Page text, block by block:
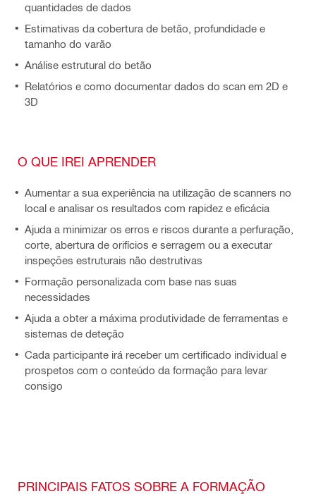
quantidades de dados
Estimativas da cobertura de betão, profundidade e
tamanho do varão
Análise estrutural do betão
Relatórios e como documentar dados do scan em 2D e
3D
O QUE IREI APRENDER
Aumentar a sua experiência na utilização de scanners no
local e analisar os resultados com rapidez e eficácia
Ajuda a minimizar os erros e riscos durante a perfuração,
corte, abertura de orifícios e serragem ou a executar
inspeções estruturais não destrutivas
Formação personalizada com base nas suas
necessidades
Ajuda a obter a máxima produtividade de ferramentas e
sistemas de deteção
Cada participante irá receber um certificado individual e
prospetos com o conteúdo da formação para levar
consigo
PRINCIPAIS FATOS SOBRE A FORMAÇÃO